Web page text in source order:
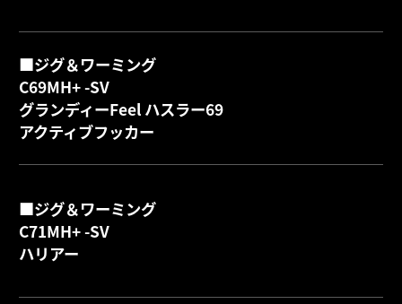
■ジグ＆ワーミング
C69MH+ -SV
グランディーFeel ハスラー69
アクティブフッカー
■ジグ＆ワーミング
C71MH+ -SV
ハリアー